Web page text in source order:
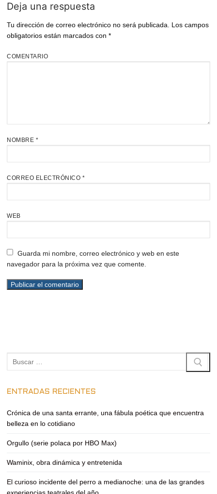
Deja una respuesta
Tu dirección de correo electrónico no será publicada.
Los campos
obligatorios están marcados con *
COMENTARIO
NOMBRE *
CORREO ELECTRÓNICO *
WEB
Guarda mi nombre, correo electrónico y web en este
navegador para la próxima vez que comente.
Buscar:
ENTRADAS RECIENTES
Crónica de una santa errante, una fábula poética que encuentra
belleza en lo cotidiano
Orgullo (serie polaca por HBO Max)
Waminix, obra dinámica y entretenida
El curioso incidente del perro a medianoche: una de las grandes
experiencias teatrales del año